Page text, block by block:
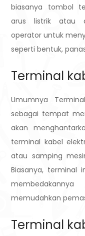
biasanya tombol
arus listrik atau
operator untuk
seperti bentuk,
Terminal
Umumnya
sebagai tempat
akan
terminal kabel
atau samping
Biasanya, terminal
memudahkan
Terminal